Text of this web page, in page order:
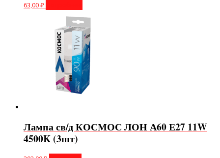
63,00₽
Лампа св/д КОСМОС ЛОН А60 Е27 11W
4500K (3шт)